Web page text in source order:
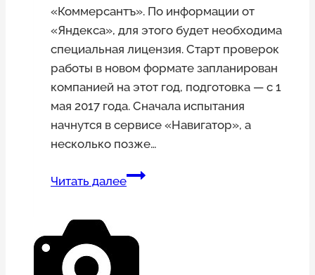
«Коммерсантъ». По информации от
«Яндекса», для этого будет необходима
специальная лицензия. Старт проверок
работы в новом формате запланирован
компанией на этот год, подготовка — с 1
мая 2017 года. Сначала испытания
начнутся в сервисе «Навигатор», а
несколько позже…
Читать далееКоммерческое
«Яндекса»